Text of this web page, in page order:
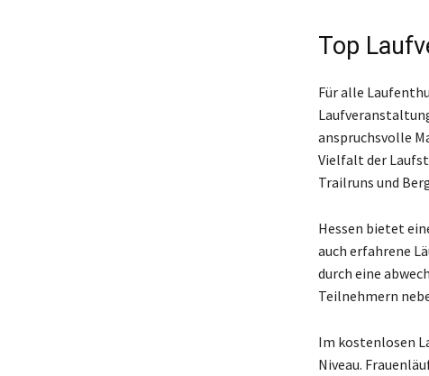
Top
Für alle
anspruchsvolle
Vielfalt der
Trailruns und
Hessen bietet
auch erfahrene
durch eine
Teilnehmern
Im kostenlosen
Niveau.